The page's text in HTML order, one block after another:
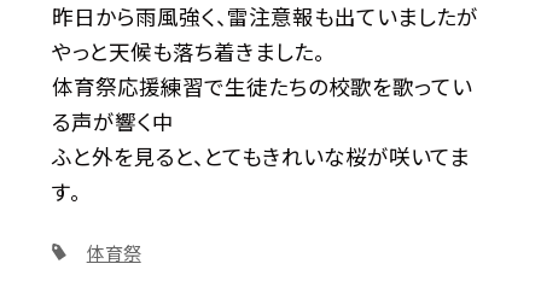
昨日から雨風強く、雷注意報も出ていましたが
やっと天候も落ち着きました。
体育祭応援練習で生徒たちの校歌を歌ってい
る声が響く中
ふと外を見ると、とてもきれいな桜が咲いてま
す。
体育祭